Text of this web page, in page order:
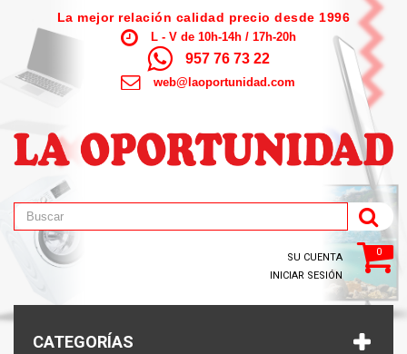
La mejor relación calidad precio desde 1996
L - V de 10h-14h / 17h-20h
957 76 73 22
web@laoportunidad.com
0
SU CUENTA
INICIAR SESIÓN
CATEGORÍAS